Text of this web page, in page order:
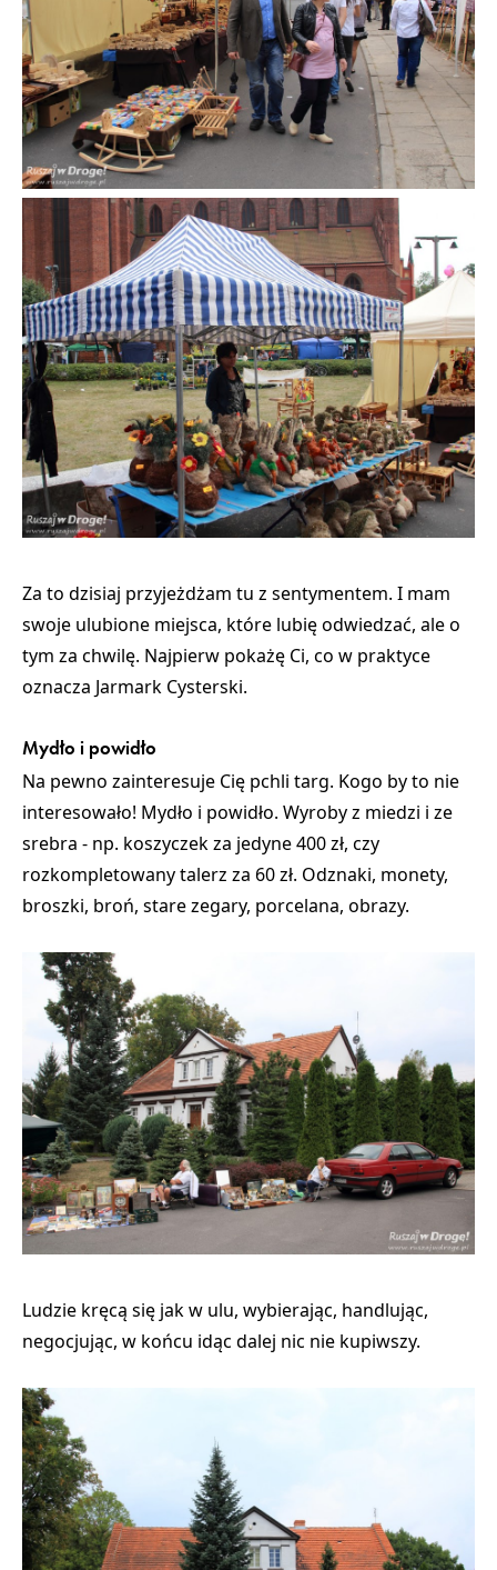
Za to dzisiaj przyjeżdżam tu z sentymentem. I mam
swoje ulubione miejsca, które lubię odwiedzać, ale o
tym za chwilę. Najpierw pokażę Ci, co w praktyce
oznacza Jarmark Cysterski.
Mydło i powidło
Na pewno zainteresuje Cię pchli targ. Kogo by to nie
interesowało! Mydło i powidło. Wyroby z miedzi i ze
srebra - np. koszyczek za jedyne 400 zł, czy
rozkompletowany talerz za 60 zł. Odznaki, monety,
broszki, broń, stare zegary, porcelana, obrazy.
Ludzie kręcą się jak w ulu, wybierając, handlując,
negocjując, w końcu idąc dalej nic nie kupiwszy.